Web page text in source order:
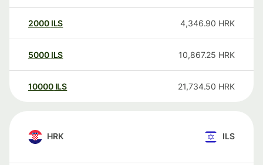
2000 ILS 4,346.90 HRK
5000 ILS 10,867.25 HRK
10000 ILS 21,734.50 HRK
HRK ILS